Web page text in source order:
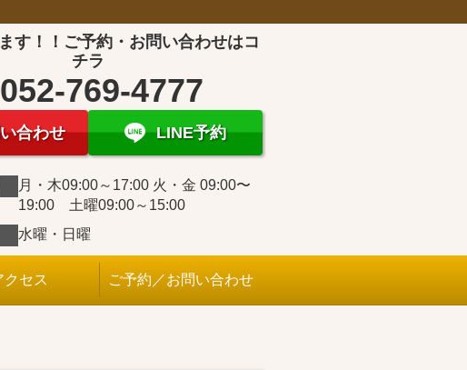
す！！ご予約・お問い合わせはコ
チラ
052-769-4777
合わせ LINE予約
月・木09:00～17:00 火・金 09:00〜
19:00 土曜09:00～15:00
水曜・日曜
クセス ご予約／お問い合わせ